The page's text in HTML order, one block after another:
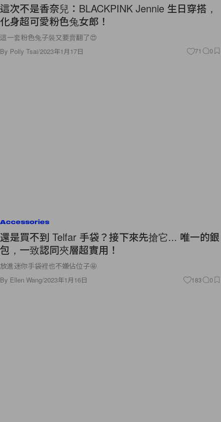
這次不是香奈兒：BLACKPINK Jennie 生日穿搭，
化身超可愛粉色兔女郎！
這一套粉色兔子裝又要賣翻了😍
By Polly Tsai/2023年1月17日 71 0
Accessories
還是買不到 Telfar 手袋？接下來先搶它... 唯一的銀
包，一致認同夾層超實用！
放進迷你手袋裡也不嫌佔位子🤩
By Ellen Wang/2023年1月16日 183 0